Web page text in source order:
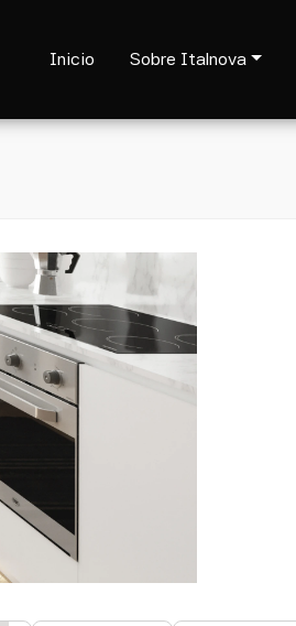
Inicio Sobre Italnova